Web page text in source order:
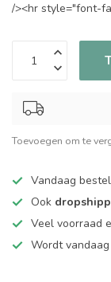
/><hr style="font-
Toevoegen om te
Vandaag
Ook
Veel voorraad
Wordt